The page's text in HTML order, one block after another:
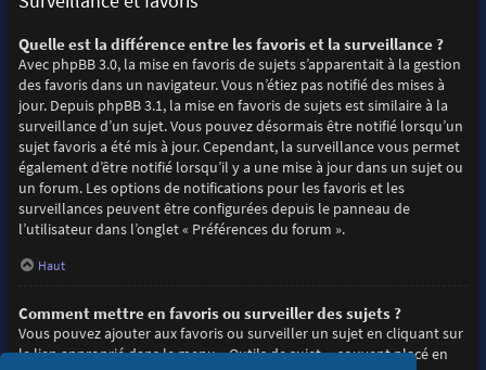
Quelle est la différence entre les favoris et la surveillance ?
Avec phpBB 3.0, la mise en favoris de sujets s’apparentait à la gestion
des favoris dans un navigateur. Vous n’étiez pas notifié des mises à
jour. Depuis phpBB 3.1, la mise en favoris de sujets est similaire à la
surveillance d’un sujet. Vous pouvez désormais être notifié lorsqu’un
sujet favoris a été mis à jour. Cependant, la surveillance vous permet
également d’être notifié lorsqu’il y a une mise à jour dans un sujet ou
un forum. Les options de notifications pour les favoris et les
surveillances peuvent être configurées depuis le panneau de
l’utilisateur dans l’onglet « Préférences du forum ».
Haut
Comment mettre en favoris ou surveiller des sujets ?
Vous pouvez ajouter aux favoris ou surveiller un sujet en cliquant sur
le lien approprié dans le menu « Outils de sujet », souvent placé en